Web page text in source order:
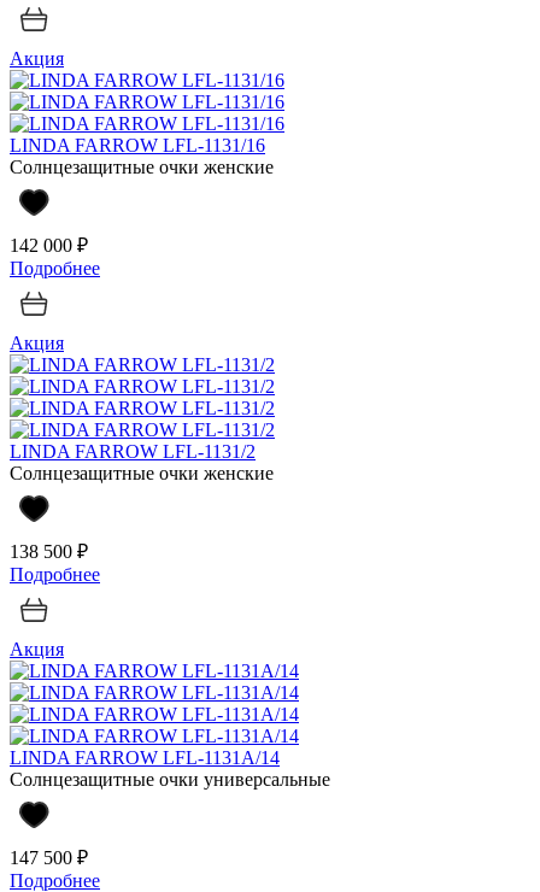
Акция
LINDA FARROW LFL-1131/16
Солнцезащитные очки женские
142 000 ₽
Подробнее
Акция
LINDA FARROW LFL-1131/2
Солнцезащитные очки женские
138 500 ₽
Подробнее
Акция
LINDA FARROW LFL-1131A/14
Солнцезащитные очки универсальные
147 500 ₽
Подробнее